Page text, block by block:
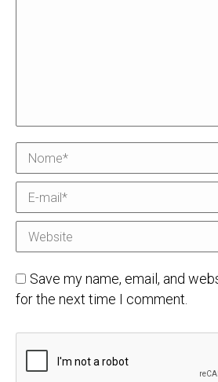
Nome *
E-mail *
Website
Save my name, email, and
for the next time I comment.